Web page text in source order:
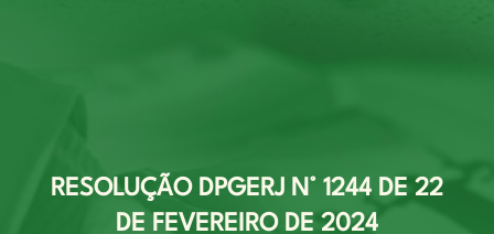
RESOLUÇÃO DPGERJ N° 1244 DE 22
DE FEVEREIRO DE 2024